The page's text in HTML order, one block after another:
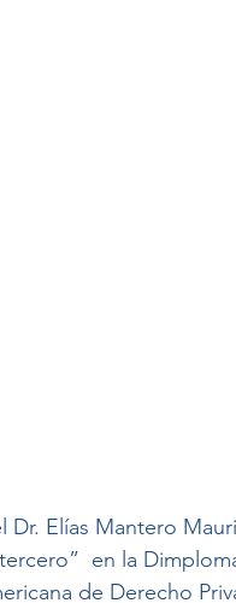
Dr. Elías Mantero
en la
de Derecho